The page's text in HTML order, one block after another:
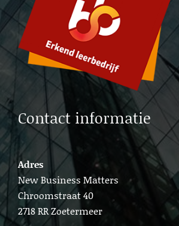
Lead generation b2b Delft
Lead b2b generation Amsterdam
Contact informatie
Adres
New Business Matters
Chroomstraat 40
2718 RR Zoetermeer